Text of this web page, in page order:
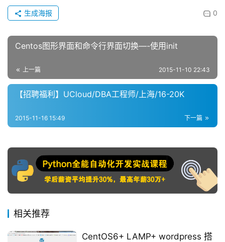
0
生成海报
Centos图形界面和命令行界面切换—-使用init
上一篇 2015-11-10 22:43
【招聘福利】UCloud/DBA工程师/上海/16-20K
下一篇
2015-11-16 15:49
相关推荐
CentOS6+ LAMP+ wordpress 搭